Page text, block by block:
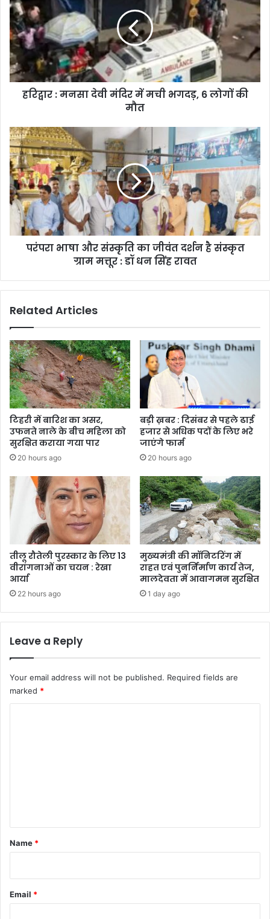
मनसा
देवी
मंदिर
में
मची
भगदड़,
6
हरिद्वार : मनसा देवी मंदिर में मची भगदड़, 6 लोगों की
मौत
परंपरा
भाषा
और
संस्कृति
का
जीवंत
दर्शन
संस्कृत
सिंह
परंपरा भाषा और संस्कृति का जीवंत दर्शन है संस्कृत
ग्राम मत्तूर : डॉ धन सिंह रावत
Related Articles
टिहरी में बारिश का असर,
उफनते नाले के बीच महिला को
सुरक्षित कराया गया पार
20 hours ago
बड़ी ख़बर : दिसंबर से पहले ढाई
हजार से अधिक पदों के लिए भरे
जाएंगे फार्म
20 hours ago
तीलू रौतेली पुरस्कार के लिए 13
वीरांगनाओं का चयन : रेखा
आर्या
22 hours ago
मुख्यमंत्री की मॉनिटरिंग में
राहत एवं पुनर्निर्माण कार्य तेज,
मालदेवता में आवागमन सुरक्षित
1 day ago
Leave a Reply
Your email address will not be published. Required fields are
marked *
*
Name *
Email *